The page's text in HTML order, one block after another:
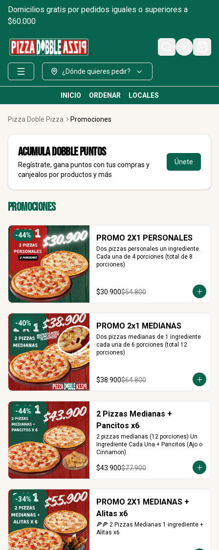
Domicilios gratis por pedidos iguales o superiores a
$60.000
Login
¿Dónde quieres pedir?
INICIO ORDENAR LOCALES
Pizza Doble Pizza Promociones
AcumulaDOBBLE Puntos
Regístrate, gana puntos con tus compras y
canjealos por productos y más
Únete
Promociones
-44% PROMO 2X1 PERSONALES
Dos pizzas personales un ingrediente.
Cada una de 4 porciones (total de 8
porciones)
$30.900$54.800
-40% PROMO 2x1 MEDIANAS
Dos pizzas medianas de 1 ingrediente
cada una de 6 porciones (total 12
porciones)
$38.900$64.800
-44%
2 Pizzas Medianas +
Pancitos x6
2 pizzas medianas (12 porciones) Un
Ingrediente Cada Una + Pancitos (Ajo o
Cinnamon)
$43.900$77.900
-34%
PROMO 2X1 MEDIANAS +
Alitas x6
🍕🍕 2 Pizzas Medianas 1 ingrediente +
Alitas x6